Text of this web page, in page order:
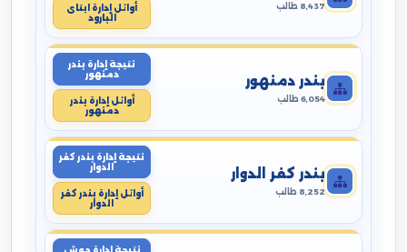
8,437 طالب
أوائل إدارة ايتاى
البارود
بندر دمنهور
6,054 طالب
نتيجة إدارة بندر
دمنهور
أوائل إدارة بندر
دمنهور
بندر كفر الدوار
8,252 طالب
نتيجة إدارة بندر كفر
الدوار
أوائل إدارة بندر كفر
الدوار
نتيجة إدارة حوش